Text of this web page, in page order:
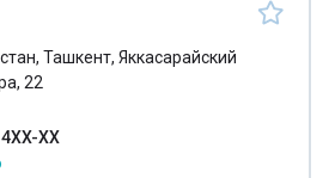
Ташкент, Яккасарайский
22
XX